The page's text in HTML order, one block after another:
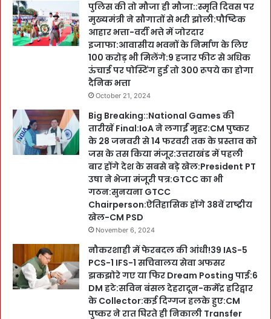
पुलिस की तो मौजा ही मौजा::स्मृति दिवस पर
मुख्यमंत्री ने सौगातों से भरी झोली:पौष्टिक
आहार भत्ता-वर्दी भत्ते में जोरदार
इजाफा:आवासीय भवनों के निर्माण के लिए
100 करोड़ भी मिलेंगे:9 हजार फीट से अधिक
ऊंचाई पर पोस्टिंग हुई तो 300 रूपये का होगा
दैनिक भत्ता
October 21, 2024
Big Breaking::National Games की
तारीखें Final:IoA ने लगाईं मुहर:CM पुष्कर
के 28 जनवरी से 14 फरवरी तक के प्रस्ताव को
जस के तस किया मंजूर:उत्तराखंड में पहली
बार होंगे देश के सबसे बड़े खेल:President PT
उषा ने भेजा मंजूरी पत्र:GTCC का भी
गठन:सुनयना GTCC
Chairperson:ऐतिहासिक होंगे 38वें राष्ट्रीय
खेल-CM PSD
November 6, 2024
नौकरशाही में फेरबदल की आंधी!39 IAS-5
PCS-1 IFS-1 सचिवालय सेवा अफसर
झकझोरे गए या फिर Dream Posting पाई:6
DM हटे:सविन बंसल देहरादून-कर्मेंद्र हरिद्वार
के Collector:कई दिग्गज हलके हुए:CM
पुष्कर ने रात घिरते ही निकाली Transfer